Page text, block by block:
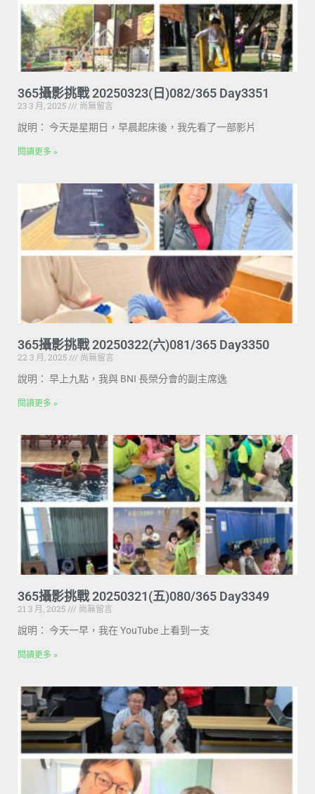
365攝影挑戰 20250323(日)082/365 Day3351
23 3 月, 2025
尚無留言
說明： 今天是星期日，早晨起床後，我先看了一部影片
閱讀更多 »
365攝影挑戰 20250322(六)081/365 Day3350
22 3 月, 2025
尚無留言
說明： 早上九點，我與 BNI 長榮分會的副主席逸
閱讀更多 »
365攝影挑戰 20250321(五)080/365 Day3349
21 3 月, 2025
尚無留言
說明： 今天一早，我在 YouTube 上看到一支
閱讀更多 »